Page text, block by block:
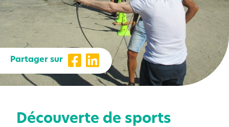
Partager sur
Découverte de sports